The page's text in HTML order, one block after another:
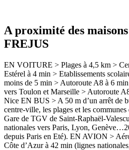
A proximité des maisons
FREJUS
EN VOITURE > Plages à 4,5 km >
Estérel à 4 min > Etablissements
moins de 5 min > Autoroute A8 à 6
vers Toulon et Marseille > Autoroute
Nice EN BUS > A 50 m d’un arrêt de
centre-ville, les plages et les
Gare de TGV de Saint-Raphaël-
nationales vers Paris, Lyon,
depuis Paris en Eté). EN AVION >
Côte d’Azur à 42 min (lignes